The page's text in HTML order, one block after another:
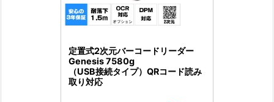
定置式2次元バーコードリーダー
Genesis 7580g
（USB接続タイプ）QRコード読み
取り対応